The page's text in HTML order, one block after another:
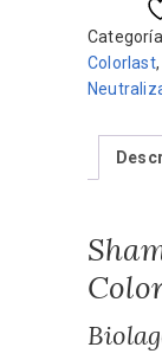
Colorlast